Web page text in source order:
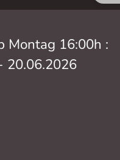
Montag 16:00h :
20.06.2026